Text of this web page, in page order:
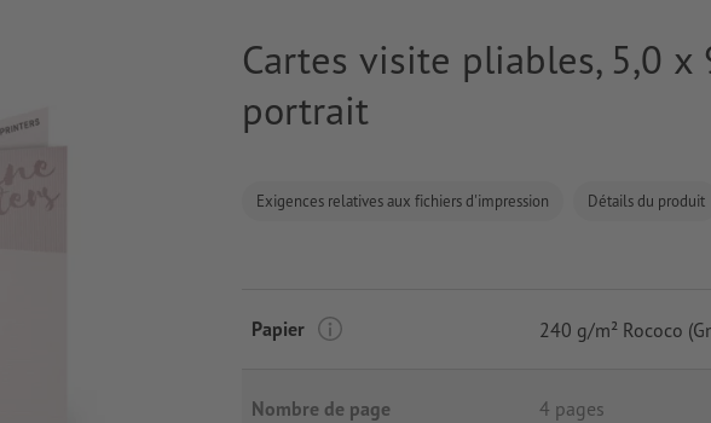
Cartes visite pliables, 5,0 x
portrait
Exigences relatives aux fichiers d'impression Détails du produit
Papier 240 g/m² Rococo
Nombre de page 4 pages